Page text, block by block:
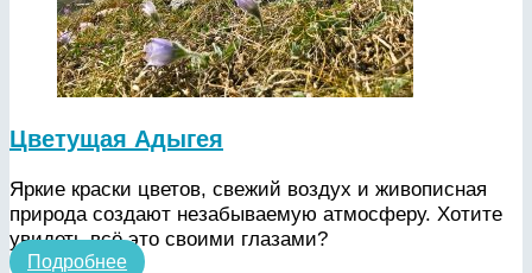
Цветущая Адыгея
Яркие краски цветов, свежий воздух и живописная
природа создают незабываемую атмосферу. Хотите
увидеть всё это своими глазами?
Подробнее